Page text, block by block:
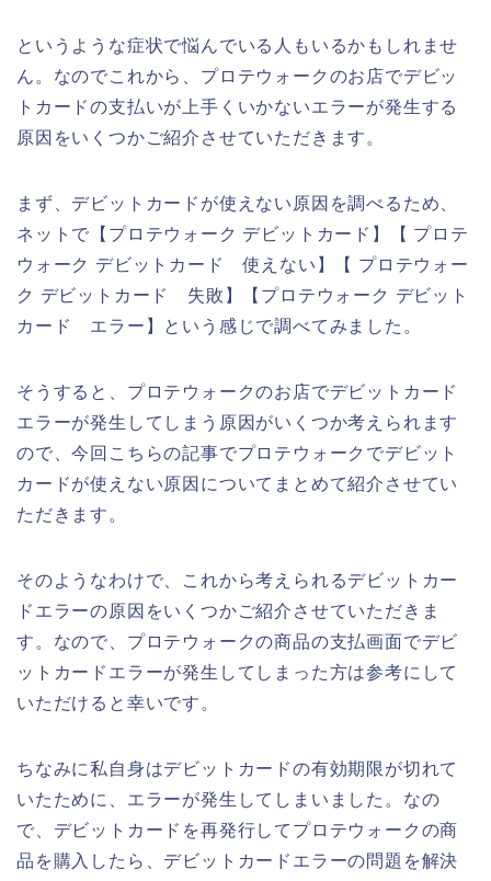
というような症状で悩んでいる人もいるかもしれませ
ん。なのでこれから、プロテウォークのお店でデビッ
トカードの支払いが上手くいかないエラーが発生する
原因をいくつかご紹介させていただきます。
まず、デビットカードが使えない原因を調べるため、
ネットで【プロテウォーク デビットカード】【 プロテ
ウォーク デビットカード 使えない】【 プロテウォー
ク デビットカード 失敗】【プロテウォーク デビット
カード エラー】という感じで調べてみました。
そうすると、プロテウォークのお店でデビットカード
エラーが発生してしまう原因がいくつか考えられます
ので、今回こちらの記事でプロテウォークでデビット
カードが使えない原因についてまとめて紹介させてい
ただきます。
そのようなわけで、これから考えられるデビットカー
ドエラーの原因をいくつかご紹介させていただきま
す。なので、プロテウォークの商品の支払画面でデビ
ットカードエラーが発生してしまった方は参考にして
いただけると幸いです。
ちなみに私自身はデビットカードの有効期限が切れて
いたために、エラーが発生してしまいました。なの
で、デビットカードを再発行してプロテウォークの商
品を購入したら、デビットカードエラーの問題を解決